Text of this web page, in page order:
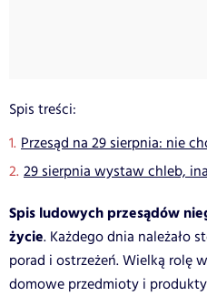
Spis treści:
Przesąd na 29 sierpnia: nie
29 sierpnia wystaw chleb,
Spis ludowych przesądów
życie. Każdego dnia należało
porad i ostrzeżeń. Wielką rolę
domowe przedmioty i